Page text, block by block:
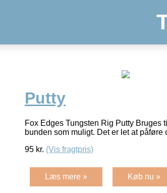
Putty
Fox Edges Tungsten Rig Putty Bruges
bunden som muligt. Det er let at
95 kr. (Vis fragtpris)
Læs mere » Køb nu »